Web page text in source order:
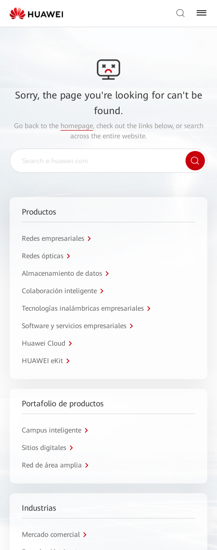
Sorry, the page you're looking for can't be
found.
Go back to the homepage, check out the links below, or search
across the entire website.
Productos
Redes empresariales
Redes ópticas
Almacenamiento de datos
Colaboración inteligente
Tecnologías inalámbricas empresariales
Software y servicios empresariales
Huawei Cloud
HUAWEI eKit
Portafolio de productos
Campus inteligente
Sitios digitales
Red de área amplia
Industrias
Mercado comercial